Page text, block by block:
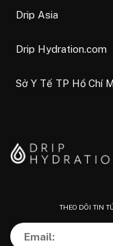
Drip Asia
Drip Hydration.com
Sở Y Tế TP Hồ Chí
THEO DÕI TIN